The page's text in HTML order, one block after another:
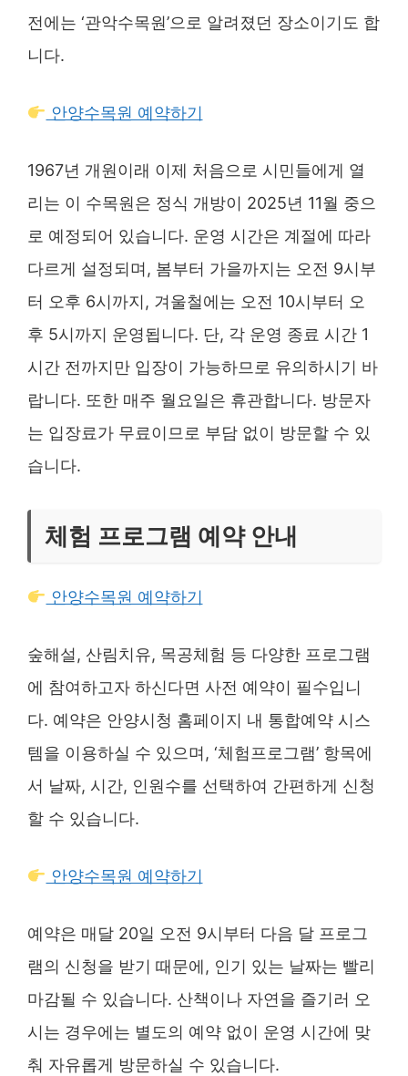
전에는 ‘관악수목원’으로 알려졌던 장소이기도 합
니다.
안양수목원 예약하기
1967년 개원이래 이제 처음으로 시민들에게 열
리는 이 수목원은 정식 개방이 2025년 11월 중으
로 예정되어 있습니다. 운영 시간은 계절에 따라
다르게 설정되며, 봄부터 가을까지는 오전 9시부
터 오후 6시까지, 겨울철에는 오전 10시부터 오
후 5시까지 운영됩니다. 단, 각 운영 종료 시간 1
시간 전까지만 입장이 가능하므로 유의하시기 바
랍니다. 또한 매주 월요일은 휴관합니다. 방문자
는 입장료가 무료이므로 부담 없이 방문할 수 있
습니다.
체험 프로그램 예약 안내
안양수목원 예약하기
숲해설, 산림치유, 목공체험 등 다양한 프로그램
에 참여하고자 하신다면 사전 예약이 필수입니
다. 예약은 안양시청 홈페이지 내 통합예약 시스
템을 이용하실 수 있으며, ‘체험프로그램’ 항목에
서 날짜, 시간, 인원수를 선택하여 간편하게 신청
할 수 있습니다.
안양수목원 예약하기
예약은 매달 20일 오전 9시부터 다음 달 프로그
램의 신청을 받기 때문에, 인기 있는 날짜는 빨리
마감될 수 있습니다. 산책이나 자연을 즐기러 오
시는 경우에는 별도의 예약 없이 운영 시간에 맞
춰 자유롭게 방문하실 수 있습니다.